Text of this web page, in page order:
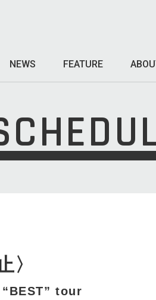
NEWS FEATURE
〉
tour